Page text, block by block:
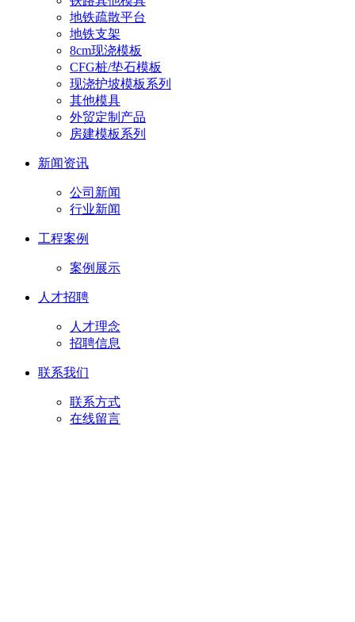
地铁疏散平台
地铁支架
8cm现浇模板
CFG桩/垫石模板
现浇护坡模板系列
其他模具
外贸定制产品
房建模板系列
新闻资讯
公司新闻
行业新闻
工程案例
案例展示
人才招聘
人才理念
招聘信息
联系我们
联系方式
在线留言